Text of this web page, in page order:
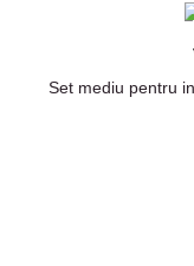
Set mediu pentru